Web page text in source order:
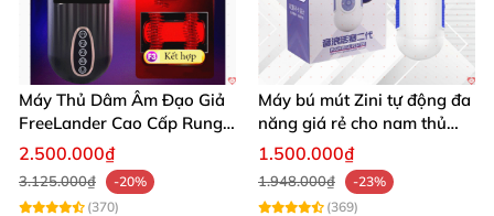
Máy Thủ Dâm Âm Đạo Giả
FreeLander Cao Cấp Rung
Thụt Đa Chức Năng
2.500.000₫
3.125.000₫
-20%
(370)
Máy bú mút Zini tự động đa
năng giá rẻ cho nam thủ
dâm cao cấp
1.500.000₫
1.948.000₫
-23%
(369)